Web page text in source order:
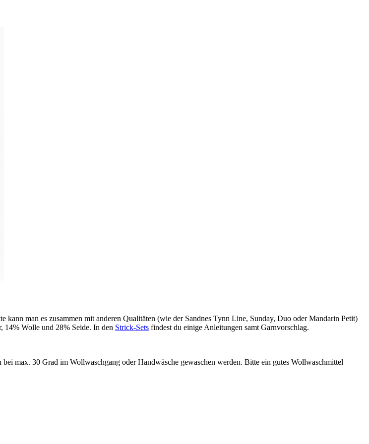
man es zusammen mit anderen Qualitäten (wie der Sandnes Tynn Line, Sunday, Duo oder Mandarin Petit)
14% Wolle und 28% Seide. In den Strick-Sets findest du einige Anleitungen samt Garnvorschlag.
max. 30 Grad im Wollwaschgang oder Handwäsche gewaschen werden. Bitte ein gutes Wollwaschmittel